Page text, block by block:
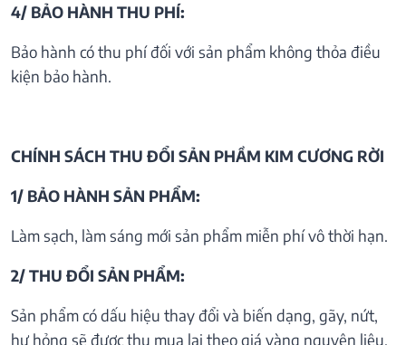
4/ BẢO HÀNH THU PHÍ:
Bảo hành có thu phí đối với sản phẩm không thỏa điều
kiện bảo hành.
CHÍNH SÁCH THU ĐỔI SẢN PHẦM KIM CƯƠNG RỜI
1/ BẢO HÀNH SẢN PHẨM:
Làm sạch, làm sáng mới sản phẩm miễn phí vô thời hạn.
2/ THU ĐỔI SẢN PHẨM:
Sản phẩm có dấu hiệu thay đổi và biến dạng, gãy, nứt,
hư hỏng sẽ được thu mua lại theo giá vàng nguyên liệu.